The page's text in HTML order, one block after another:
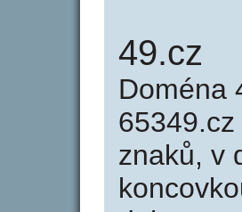
49.cz
Doména
znaků, v